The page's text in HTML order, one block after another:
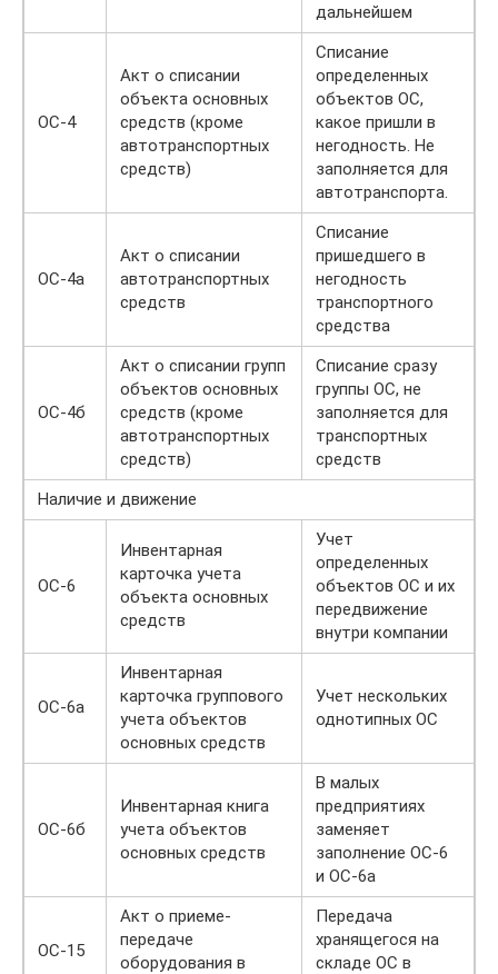
дальнейшем
ОС-4
Акт о списании
объекта основных
средств (кроме
автотранспортных
средств)
Списание
определенных
объектов ОС,
какое пришли в
негодность. Не
заполняется для
автотранспорта.
ОС-4а
Акт о списании
автотранспортных
средств
Списание
пришедшего в
негодность
транспортного
средства
ОС-4б
Акт о списании групп
объектов основных
средств (кроме
автотранспортных
средств)
Списание сразу
группы ОС, не
заполняется для
транспортных
средств
Наличие и движение
ОС-6
Инвентарная
карточка учета
объекта основных
средств
Учет
определенных
объектов ОС и их
передвижение
внутри компании
ОС-6а
Инвентарная
карточка группового
учета объектов
основных средств
Учет нескольких
однотипных ОС
ОС-6б
Инвентарная книга
учета объектов
основных средств
В малых
предприятиях
заменяет
заполнение ОС-6
и ОС-6а
ОС-15
Акт о приеме-
передаче
оборудования в
Передача
хранящегося на
складе ОС в